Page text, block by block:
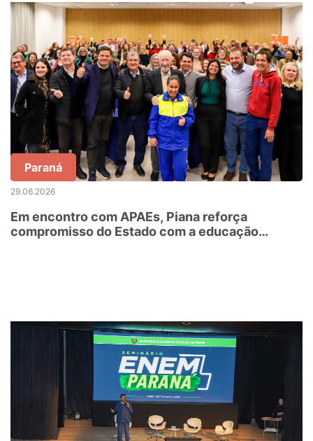
Paraná
29.06.2026
Em encontro com APAEs, Piana reforça
compromisso do Estado com a educação